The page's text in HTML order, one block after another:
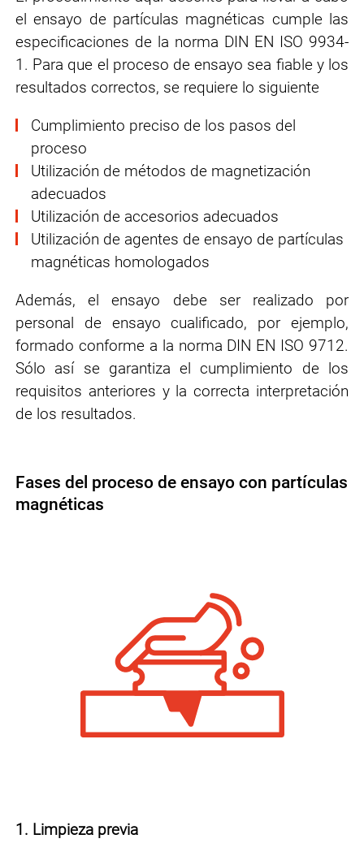
el ensayo de partículas magnéticas cumple las
especificaciones de la norma DIN EN ISO 9934-
1. Para que el proceso de ensayo sea fiable y los
resultados correctos, se requiere lo siguiente
Cumplimiento preciso de los pasos del
proceso
Utilización de métodos de magnetización
adecuados
Utilización de accesorios adecuados
Utilización de agentes de ensayo de partículas
magnéticas homologados
Además, el ensayo debe ser realizado por
personal de ensayo cualificado, por ejemplo,
formado conforme a la norma DIN EN ISO 9712.
Sólo así se garantiza el cumplimiento de los
requisitos anteriores y la correcta interpretación
de los resultados.
Fases del proceso de ensayo con partículas
magnéticas
1. Limpieza previa